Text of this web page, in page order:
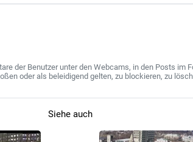
der Benutzer unter den Webcams, in den Posts im
oder als beleidigend gelten, zu blockieren, zu
Siehe auch